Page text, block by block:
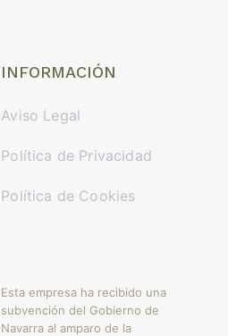
INFORMACIÓN
Aviso Legal
Política de Privacidad
Política de Cookies
Esta empresa ha recibido una
subvención del Gobierno de
Navarra al amparo de la